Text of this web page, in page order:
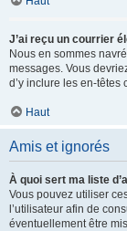
J’ai reçu un courrier
Nous en sommes
messages. Vous
d’y inclure les en-
Haut
Amis et ignorés
À quoi sert ma liste
Vous pouvez utiliser
l’utilisateur afin de
éventuellement être